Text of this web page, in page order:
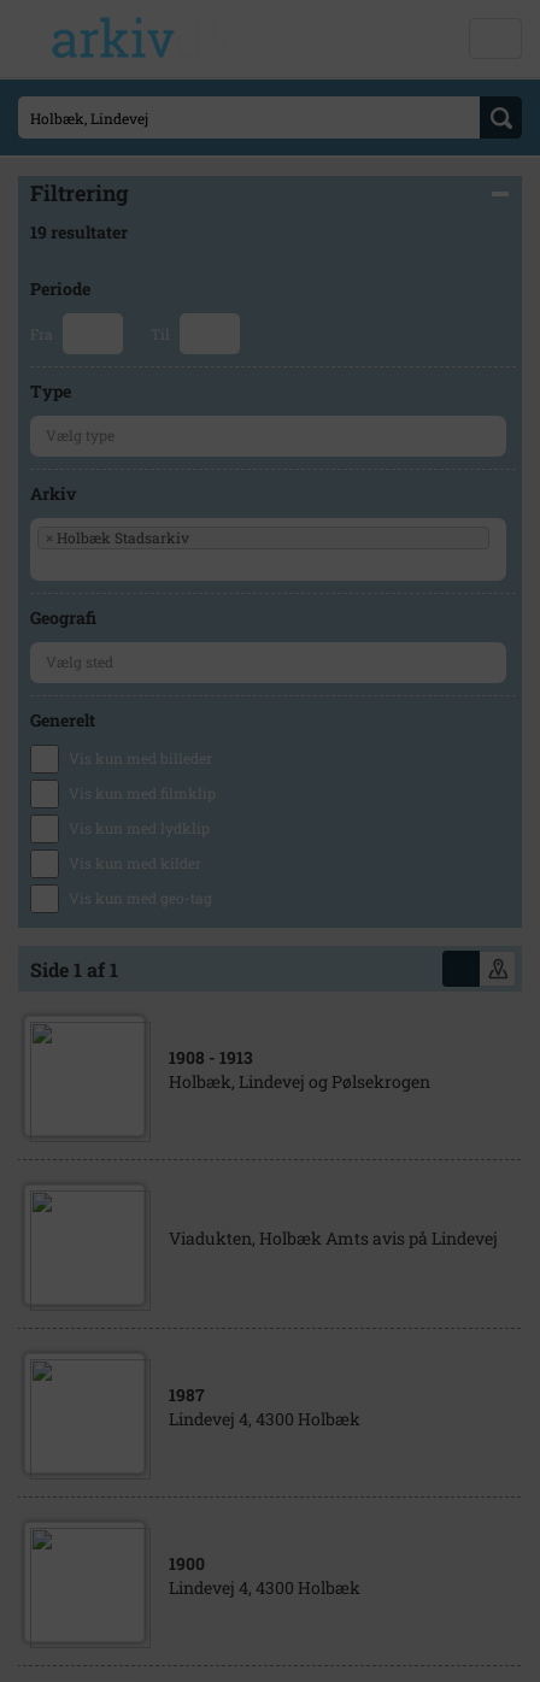
Filtrering
19 resultater
Periode
Fra Til
Type
Arkiv
× Holbæk Stadsarkiv
Geografi
Generelt
Vis kun med billeder
Vis kun med filmklip
Vis kun med lydklip
Vis kun med kilder
Vis kun med geo-tag
Side 1 af 1
1908 - 1913
Holbæk, Lindevej og Pølsekrogen
Viadukten, Holbæk Amts avis på Lindevej
1987
Lindevej 4, 4300 Holbæk
1900
Lindevej 4, 4300 Holbæk